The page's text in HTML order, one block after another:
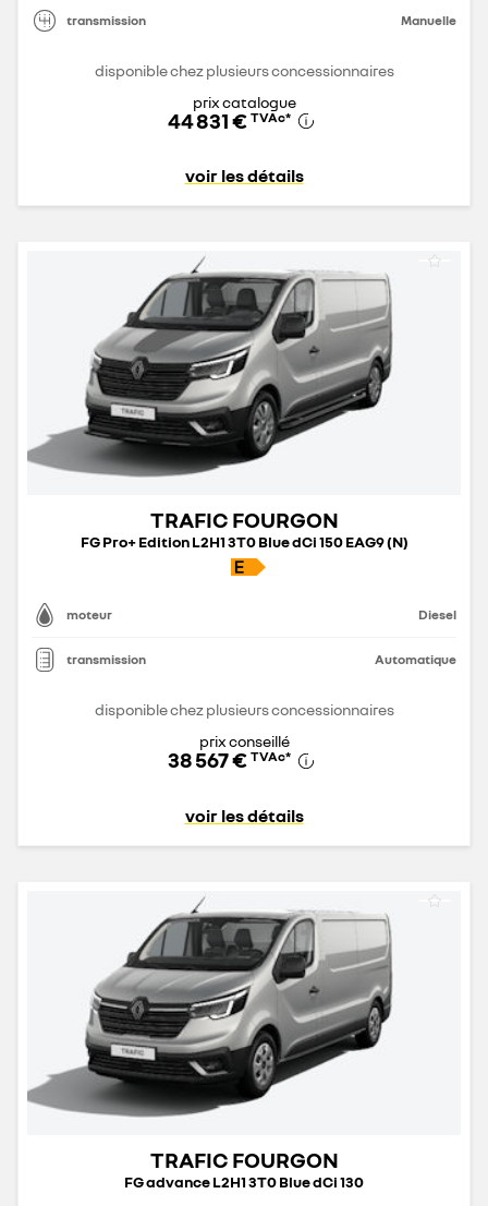
transmission Manuelle
disponible chez plusieurs concessionnaires
prix catalogue
44 831 € TVAc*
voir les détails
TRAFIC FOURGON
FG Pro+ Edition L2H1 3T0 Blue dCi 150 EAG9 (N)
moteur Diesel
transmission Automatique
disponible chez plusieurs concessionnaires
prix conseillé
38 567 € TVAc*
voir les détails
TRAFIC FOURGON
FG advance L2H1 3T0 Blue dCi 130